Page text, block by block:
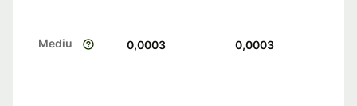
Mediu 0,0003 0,0003